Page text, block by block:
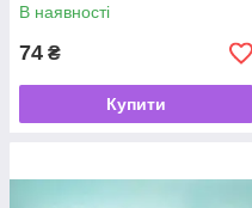
В наявності
74 ₴
Купити